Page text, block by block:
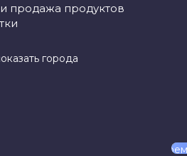
продажа продуктов
/ Благотворительность
/ Туризм / Отдых